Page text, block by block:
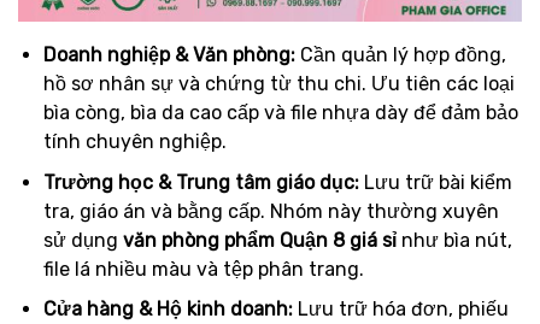
Doanh nghiệp & Văn phòng:Cần quản lý hợp đồng,
hồ sơ nhân sự và chứng từ thu chi. Ưu tiên các loại
bìa còng, bìa da cao cấp và file nhựa dày để đảm bảo
tính chuyên nghiệp.
Trường học & Trung tâm giáo dục:Lưu trữ bài kiểm
tra, giáo án và bằng cấp. Nhóm này thường xuyên
sử dụng văn phòng phẩm Quận 8 giá sỉnhư bìa nút,
file lá nhiều màu và tệp phân trang.
Cửa hàng & Hộ kinh doanh:Lưu trữ hóa đơn, phiếu